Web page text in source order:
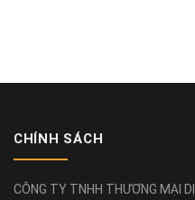
CHÍNH SÁCH
CÔNG TY TNHH THƯƠNG MẠI